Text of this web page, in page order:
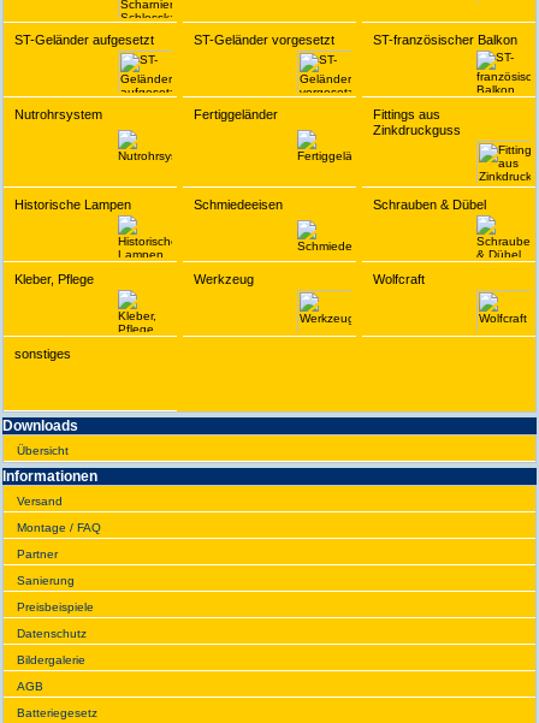
ST-Geländer aufgesetzt ST-Geländer vorgesetzt ST-französischer Balkon
Nutrohrsystem Fertiggeländer
Fittings aus
Zinkdruckguss
Historische Lampen Schmiedeeisen Schrauben & Dübel
Kleber, Pflege Werkzeug Wolfcraft
sonstiges
Downloads
Übersicht
Infor­ma­tionen
Versand
Montage / FAQ
Partner
Sanie­rung
Preis­beispiele
Daten­schutz
Bilder­galerie
AGB
Batte­rie­gesetz